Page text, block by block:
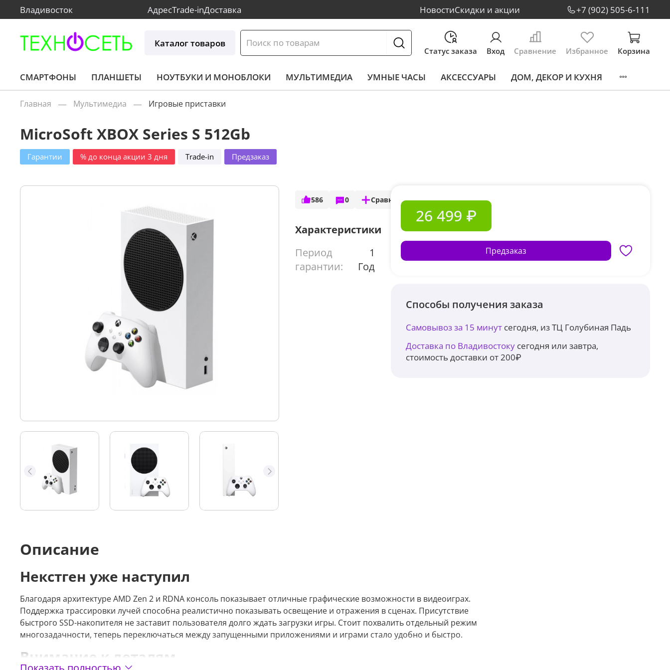
АдресTrade-inДоставка НовостиСкидки и акции
Владивосток +7 (902) 505-6-111
Каталог товаров
Статус заказа Вход Сравнение Избранное Корзина
СМАРТФОНЫ ПЛАНШЕТЫ НОУТБУКИ И МОНОБЛОКИ МУЛЬТИМЕДИА УМНЫЕ ЧАСЫ АКСЕССУАРЫ ДОМ, ДЕКОР И КУХНЯ
Главная Мультимедиа Игровые приставки
Гарантии % до конца акции 3 дня Trade-in Предзаказ
MicroSoft XBOX Series S 512Gb
586 0 Сравнить
Характеристики
Период
гарантии:
1
Год
26 499 ₽
Предзаказ
Способы получения заказа
Самовывоз за 15 минут сегодня, из ТЦ Голубиная Падь
Доставка по Владивостоку сегодня или завтра,
стоимость доставки от 200₽
Описание
Некстген уже наступил
Благодаря архитектуре AMD Zen 2 и RDNA консоль показывает отличные графические возможности в видеоиграх.
Поддержка трассировки лучей способна реалистично показывать освещение и отражения в сценах. Присутствие
быстрого SSD-накопителя не заставит пользователя долго ждать загрузки игры. Стоит похвалить отдельный режим
многозадачности, теперь переключаться между запущенными приложениями и играми стало удобно и быстро.
Внимание к деталям